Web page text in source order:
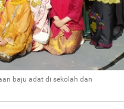
baju adat di sekolah dan